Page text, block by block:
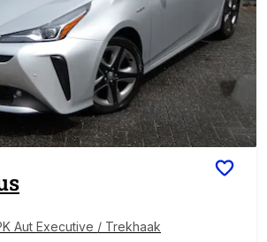
Aut Executive / Trekhaak